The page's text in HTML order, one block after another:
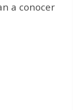
a conocer